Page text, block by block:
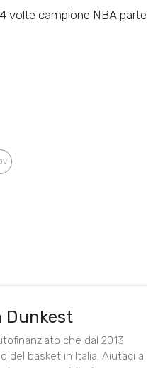
volte campione NBA parte
Dunkest
che dal 2013
del basket in Italia. Aiutaci a